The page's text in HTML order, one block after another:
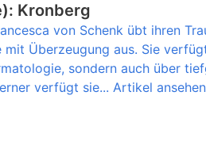
Kronberg
von Schenk übt ihren
mit Überzeugung aus. Sie
sondern auch über
verfügt sie... Artikel ansehen